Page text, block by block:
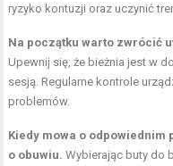
ryzyko kontuzji oraz uczynić
Na początku warto zwrócić
Upewnij się, że bieżnia jest w
sesją. Regularne kontrole
problemów.
Kiedy mowa o
o obuwiu. Wybierając buty do